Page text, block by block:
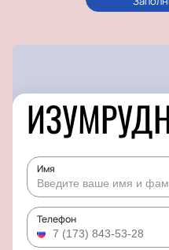
Имя
Телефон